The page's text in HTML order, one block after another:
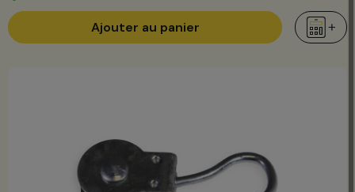
Ajouter au panier